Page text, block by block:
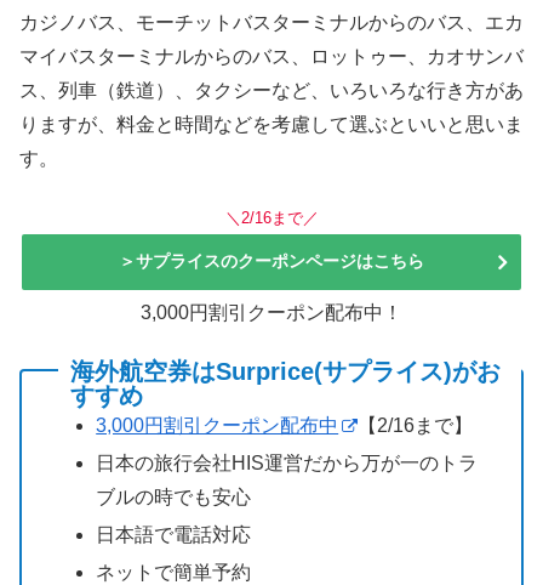
カジノバス、モーチットバスターミナルからのバス、エカ
マイバスターミナルからのバス、ロットゥー、カオサンバ
ス、列車（鉄道）、タクシーなど、いろいろな行き方があ
りますが、料金と時間などを考慮して選ぶといいと思いま
す。
＼2/16まで／
＞サプライスのクーポンページはこちら
3,000円割引クーポン配布中！
海外航空券はSurprice(サプライス)がお
すすめ
3,000円割引クーポン配布中
【2/16まで】
日本の旅行会社HIS運営だから万が一のトラ
ブルの時でも安心
日本語で電話対応
ネットで簡単予約